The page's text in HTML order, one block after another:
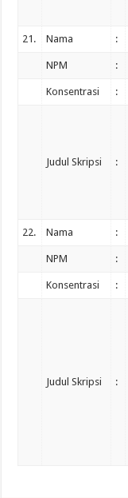
21. Nama :
NPM :
Konsentrasi :
Judul Skripsi :
22. Nama :
NPM :
Konsentrasi :
Judul Skripsi :